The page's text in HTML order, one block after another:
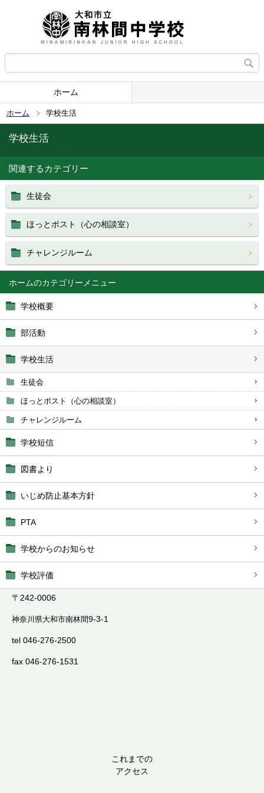
ホーム
ホーム 学校生活
ホーム
学校概要
部活動
学校生活
生徒会
ほっとポスト（心の相談室）
チャレンジルーム
学校短信
図書より
いじめ防止基本方針
PTA
学校からのお知らせ
学校評価
〒242-0006
神奈川県大和市南林間9-3-1
tel 046-276-2500
fax 046-276-1531
これまでの
アクセス
学校生活
関連するカテゴリー
生徒会
ほっとポスト（心の相談室）
チャレンジルーム